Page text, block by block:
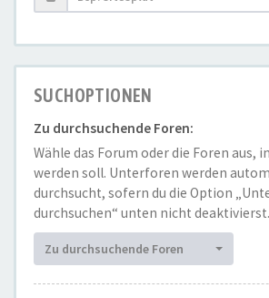
SUCHOPTIONEN
Zu durchsuchende Foren:
Wähle das Forum oder die Foren aus,
werden soll. Unterforen werden
durchsucht, sofern du die Option
durchsuchen“ unten nicht deaktivierst.
Zu durchsuchende Foren